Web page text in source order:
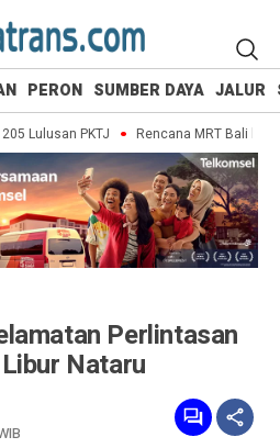
PERON SUMBER DAYA JALUR
PKTJ Rencana MRT Bali bakal
Perlintasan
Nataru